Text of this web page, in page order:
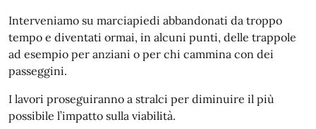
Interveniamo su marciapiedi abbandonati da troppo
tempo e diventati ormai, in alcuni punti, delle trappole
ad esempio per anziani o per chi cammina con dei
passeggini.
I lavori proseguiranno a stralci per diminuire il più
possibile l’impatto sulla viabilità.